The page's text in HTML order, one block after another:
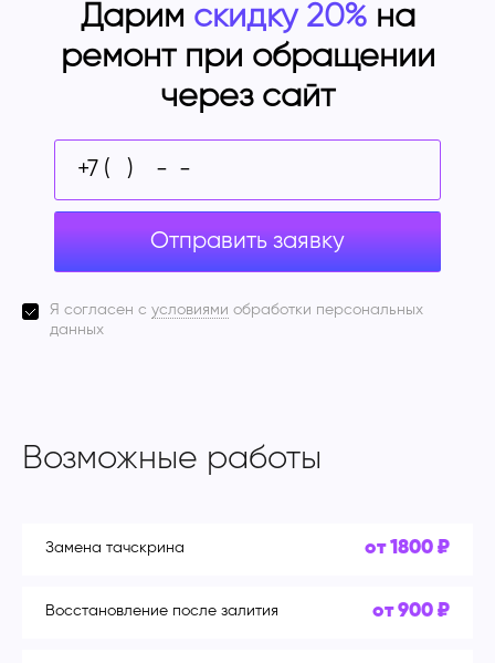
Дарим скидку 20%на
ремонт при обращении
через сайт
Отправить заявку
Я согласен с условиями обработки персональных
данных
Возможные работы
Замена тачскрина от 1800 ₽
Восстановление после залития от 900 ₽